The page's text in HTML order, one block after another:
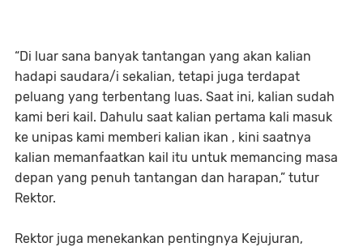
“Di luar sana banyak tantangan yang akan kalian
hadapi saudara/i sekalian, tetapi juga terdapat
peluang yang terbentang luas. Saat ini, kalian sudah
kami beri kail. Dahulu saat kalian pertama kali masuk
ke unipas kami memberi kalian ikan , kini saatnya
kalian memanfaatkan kail itu untuk memancing masa
depan yang penuh tantangan dan harapan,” tutur
Rektor.
Rektor juga menekankan pentingnya Kejujuran,